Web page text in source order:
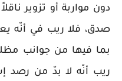
دون مواربة أو تزوير
صدق، فلا ريب في أنّه
بما فيها من جوانب
ريب أنّه لا بدّ من رصد